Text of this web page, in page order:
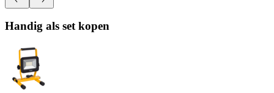
Handig als set kopen